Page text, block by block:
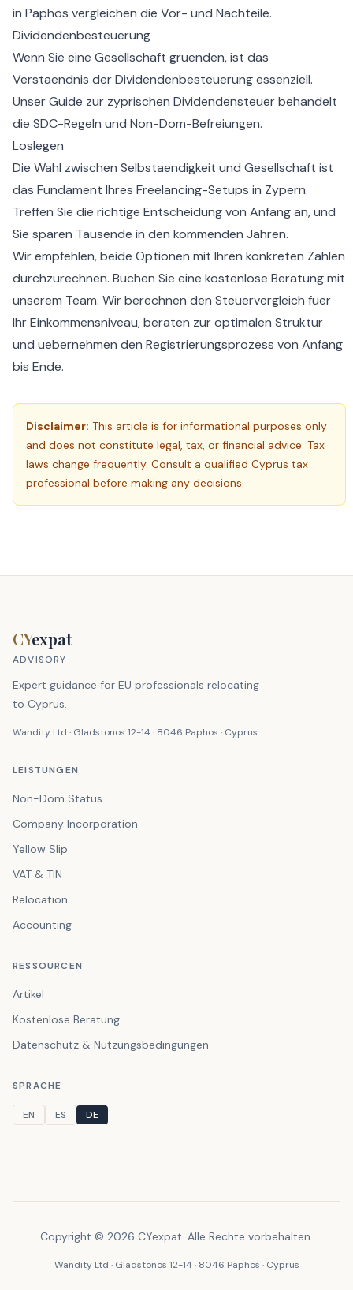
in Paphos vergleichen die Vor- und Nachteile.
Dividendenbesteuerung
Wenn Sie eine Gesellschaft gruenden, ist das
Verstaendnis der Dividendenbesteuerung essenziell.
Unser Guide zur zyprischen Dividendensteuerbehandelt
die SDC-Regeln und Non-Dom-Befreiungen.
Loslegen
Die Wahl zwischen Selbstaendigkeit und Gesellschaft ist
das Fundament Ihres Freelancing-Setups in Zypern.
Treffen Sie die richtige Entscheidung von Anfang an, und
Sie sparen Tausende in den kommenden Jahren.
Wir empfehlen, beide Optionen mit Ihren konkreten Zahlen
durchzurechnen. Buchen Sie eine kostenlose Beratungmit
unserem Team. Wir berechnen den Steuervergleich fuer
Ihr Einkommensniveau, beraten zur optimalen Struktur
und uebernehmen den Registrierungsprozess von Anfang
bis Ende.
Disclaimer: This article is for informational purposes only
and does not constitute legal, tax, or financial advice. Tax
laws change frequently. Consult a qualified Cyprus tax
professional before making any decisions.
CYexpat
ADVISORY
Expert guidance for EU professionals relocating
to Cyprus.
Wandity Ltd · Gladstonos 12-14 · 8046 Paphos · Cyprus
LEISTUNGEN
Non-Dom Status
Company Incorporation
Yellow Slip
VAT & TIN
Relocation
Accounting
RESSOURCEN
Artikel
Kostenlose Beratung
Datenschutz & Nutzungsbedingungen
SPRACHE
EN ES DE
Copyright © 2026 CYexpat. Alle Rechte vorbehalten.
Wandity Ltd · Gladstonos 12-14 · 8046 Paphos · Cyprus